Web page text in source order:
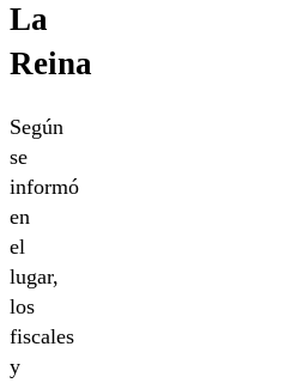
La
Reina
Según
se
informó
en
el
lugar,
los
fiscales
y